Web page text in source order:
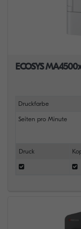
ECOSYS
Druckfarbe
Seiten pro Minute
Druck